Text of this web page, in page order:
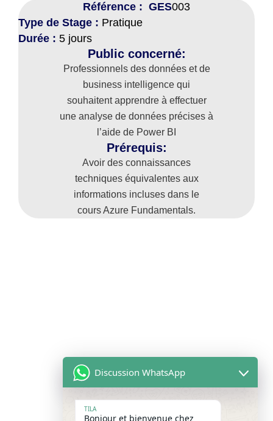
Référence : GES003
Type de Stage : Pratique
Durée : 5 jours
Public concerné:
Professionnels des données et de
business intelligence qui
souhaitent apprendre à effectuer
une analyse de données précises à
l’aide de Power BI
Prérequis:
Avoir des connaissances
techniques équivalentes aux
informations incluses dans le
cours Azure Fundamentals.
Discussion WhatsApp
TILA
Bonjour et bienvenue chez